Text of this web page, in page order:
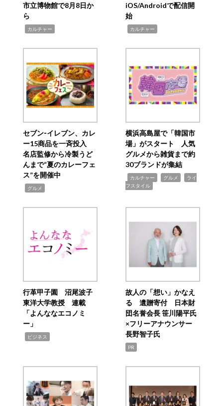
市立博物館で8月8日か
ら
カルチャー
iOS/Androidで配信開
始
カルチャー
セブン‐イレブン、カレ
ー15商品を一斉投入
名店監修から冷製うど
んまで“夏のカレーフェ
ス”を開催中
グルメ
横浜高島屋で「韓国市
場」がスタート 人気
グルメから雑貨まで約
30ブランドが集結
カルチャー グルメ
ライ
フスタイル
行革甲子園 沼尾波子
東洋大学教授 連載
「よんななエコノミ
ー」
ビジネス
故人の「想い」かなえ
る 遺贈寄付 日本財
団名誉会長 笹川陽平氏
×フリーアナウンサー
長野智子氏
PR